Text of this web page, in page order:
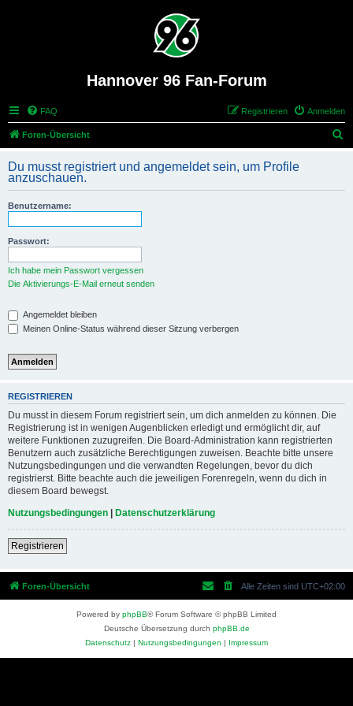
Hannover 96 Fan-Forum
FAQ Anmelden
Registrieren
Foren-Übersicht
h
Du musst registriert und angemeldet sein, um Profile
anzuschauen.
Benutzername:
Passwort:
Ich habe mein Passwort vergessen
Die Aktivierungs-E-Mail erneut senden
Angemeldet bleiben
Meinen Online-Status während dieser Sitzung verbergen
REGISTRIEREN
Du musst in diesem Forum registriert sein, um dich anmelden zu können. Die
Registrierung ist in wenigen Augenblicken erledigt und ermöglicht dir, auf
weitere Funktionen zuzugreifen. Die Board-Administration kann registrierten
Benutzern auch zusätzliche Berechtigungen zuweisen. Beachte bitte unsere
Nutzungsbedingungen und die verwandten Regelungen, bevor du dich
registrierst. Bitte beachte auch die jeweiligen Forenregeln, wenn du dich in
diesem Board bewegst.
Nutzungsbedingungen | Datenschutzerklärung
Registrieren
Foren-Übersicht Alle Zeiten sind UTC+02:00
Powered by phpBB® Forum Software © phpBB Limited
Deutsche Übersetzung durch phpBB.de
Datenschutz | Nutzungsbedingungen | Impressum